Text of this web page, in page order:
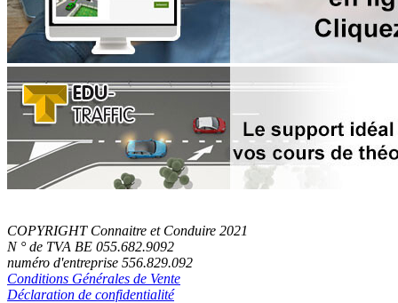
COPYRIGHT Connaitre et Conduire 2021
N ° de TVA BE 055.682.9092
numéro d'entreprise 556.829.092
Conditions Générales de Vente
Déclaration de confidentialité